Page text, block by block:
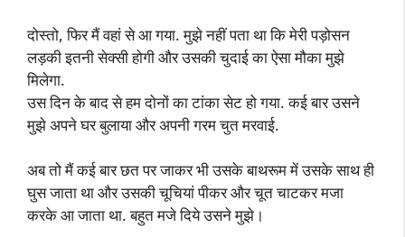
दोस्तो, फिर मैं वहां से आ गया. मुझे नहीं पता था कि मेरी पड़ोसन
लड़की इतनी सेक्सी होगी और उसकी चुदाई का ऐसा मौका मुझे
मिलेगा.
उस दिन के बाद से हम दोनों का टांका सेट हो गया. कई बार उसने
मुझे अपने घर बुलाया और अपनी गरम चुत मरवाई.
अब तो मैं कई बार छत पर जाकर भी उसके बाथरूम में उसके साथ ही
घुस जाता था और उसकी चूचियां पीकर और चूत चाटकर मजा
करके आ जाता था. बहुत मजे दिये उसने मुझे।